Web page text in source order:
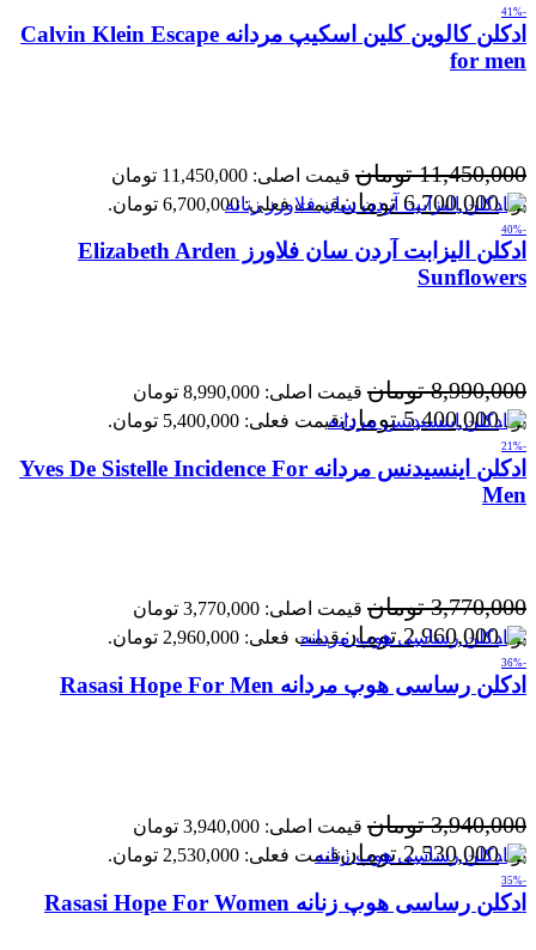
-41%
ادکلن کالوین کلین اسکیپ مردانه Calvin Klein Escape
for men
11,450,000 تومان
قیمت اصلی: 11,450,000 تومان
بود.6,700,000 تومانقیمت فعلی: 6,700,000 تومان.
-40%
ادکلن الیزابت آردن سان فلاورز Elizabeth Arden
Sunflowers
8,990,000 تومان
قیمت اصلی: 8,990,000 تومان
بود.5,400,000 تومانقیمت فعلی: 5,400,000 تومان.
-21%
ادکلن اینسیدنس مردانه Yves De Sistelle Incidence For
Men
3,770,000 تومان
قیمت اصلی: 3,770,000 تومان
بود.2,960,000 تومانقیمت فعلی: 2,960,000 تومان.
-36%
ادکلن رساسی هوپ مردانه Rasasi Hope For Men
3,940,000 تومان
قیمت اصلی: 3,940,000 تومان
بود.2,530,000 تومانقیمت فعلی: 2,530,000 تومان.
-35%
ادکلن رساسی هوپ زنانه Rasasi Hope For Women